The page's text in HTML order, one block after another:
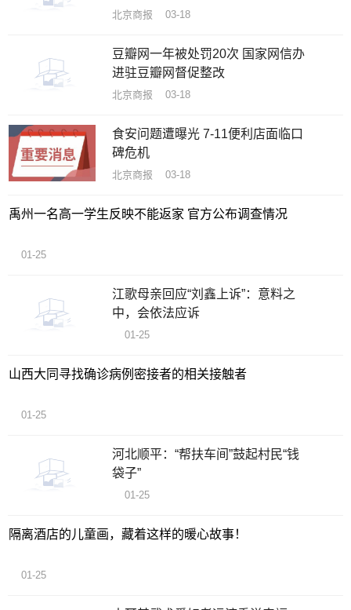
北京商报 03-18
豆瓣网一年被处罚20次 国家网信办
进驻豆瓣网督促整改
北京商报 03-18
食安问题遭曝光 7-11便利店面临口
碑危机
北京商报 03-18
禹州一名高一学生反映不能返家 官方公布调查情况
01-25
江歌母亲回应“刘鑫上诉”：意料之
中，会依法应诉
01-25
山西大同寻找确诊病例密接者的相关接触者
01-25
河北顺平：“帮扶车间”鼓起村民“钱
袋子”
01-25
隔离酒店的儿童画，藏着这样的暖心故事！
01-25